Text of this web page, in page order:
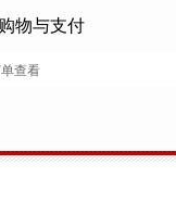
购物与支付
查看